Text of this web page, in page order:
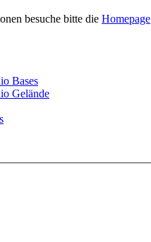
besuche bitte die Homepage
Bases
Gelände